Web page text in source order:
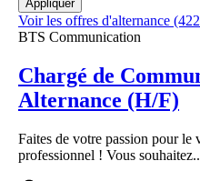
Voir les offres d'alternance
BTS Communication
Chargé de
Alternance (H/F)
Faites de votre passion pour le
professionnel ! Vous